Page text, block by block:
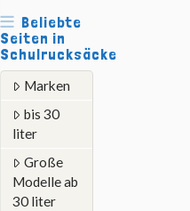
Beliebte
Seiten in
Schulrucksäcke
Marken
bis 30
liter
Große
Modelle ab
30 liter